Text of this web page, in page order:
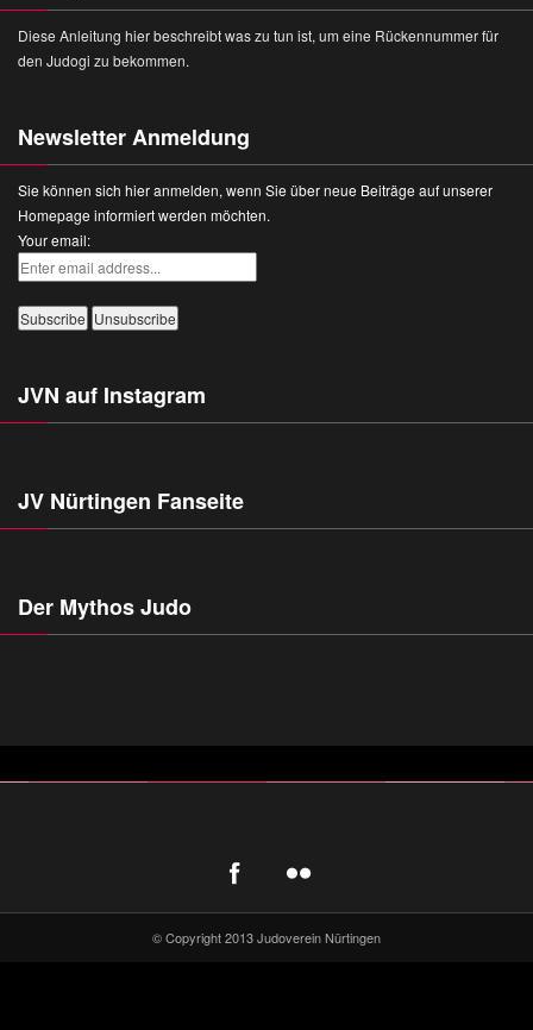
Diese Anleitung hier beschreibt was zu tun ist, um eine Rückennummer für
den Judogi zu bekommen.
Newsletter Anmeldung
Sie können sich hier anmelden, wenn Sie über neue Beiträge auf unserer
Homepage informiert werden möchten.
Your email:
JVN auf Instagram
JV Nürtingen Fanseite
Der Mythos Judo
© Copyright 2013 Judoverein Nürtingen